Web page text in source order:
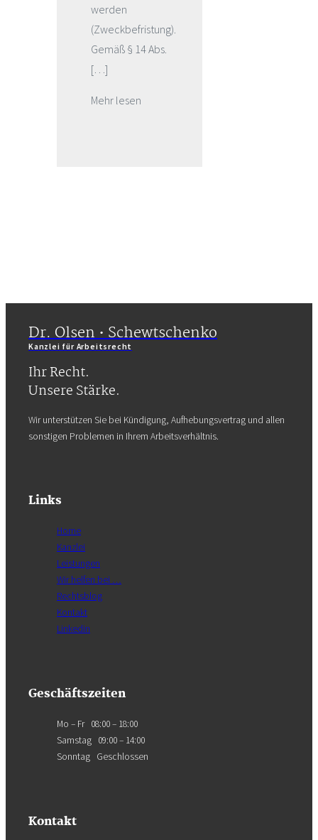
werden
(Zweckbefristung).
Gemäß § 14 Abs.
[…]
Mehr lesen
Dr. Olsen • Schewtschenko
Kanzlei für Arbeitsrecht
Ihr Recht.
Unsere Stärke.
Wir unterstützen Sie bei Kündigung, Aufhebungsvertrag und allen
sonstigen Problemen in Ihrem Arbeitsverhältnis.
Links
Home
Kanzlei
Leistungen
Wir helfen bei …
Rechtsblog
Kontakt
Linkedin
Geschäftszeiten
Mo – Fr 08:00 – 18:00
Samstag 09:00 – 14:00
Sonntag Geschlossen
Kontakt